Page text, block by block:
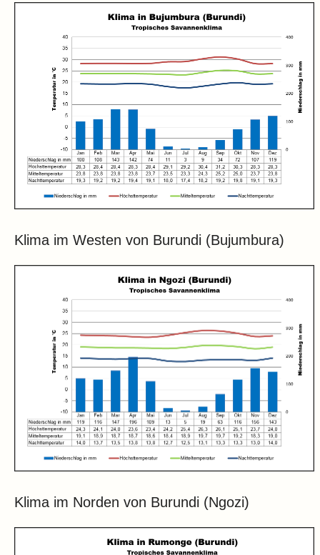
Klima im Westen von Burundi (Bujumbura)
Klima im Norden von Burundi (Ngozi)